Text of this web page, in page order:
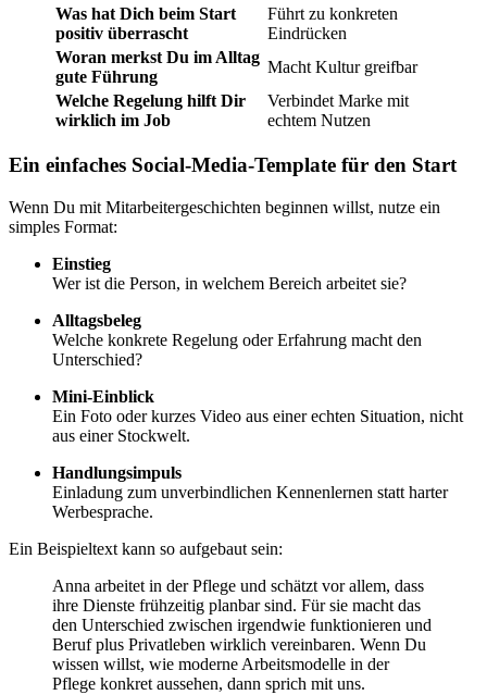
Was hat Dich beim Start
positiv überrascht
Führt zu konkreten
Eindrücken
Woran merkst Du im Alltag
gute Führung
Macht Kultur greifbar
Welche Regelung hilft Dir
wirklich im Job
Verbindet Marke mit
echtem Nutzen
Ein einfaches Social-Media-Template für den Start
Wenn Du mit Mitarbeitergeschichten beginnen willst, nutze ein
simples Format:
Einstieg
Wer ist die Person, in welchem Bereich arbeitet sie?
Alltagsbeleg
Welche konkrete Regelung oder Erfahrung macht den
Unterschied?
Mini-Einblick
Ein Foto oder kurzes Video aus einer echten Situation, nicht
aus einer Stockwelt.
Handlungsimpuls
Einladung zum unverbindlichen Kennenlernen statt harter
Werbesprache.
Ein Beispieltext kann so aufgebaut sein:
Anna arbeitet in der Pflege und schätzt vor allem, dass
ihre Dienste frühzeitig planbar sind. Für sie macht das
den Unterschied zwischen irgendwie funktionieren und
Beruf plus Privatleben wirklich vereinbaren. Wenn Du
wissen willst, wie moderne Arbeitsmodelle in der
Pflege konkret aussehen, dann sprich mit uns.